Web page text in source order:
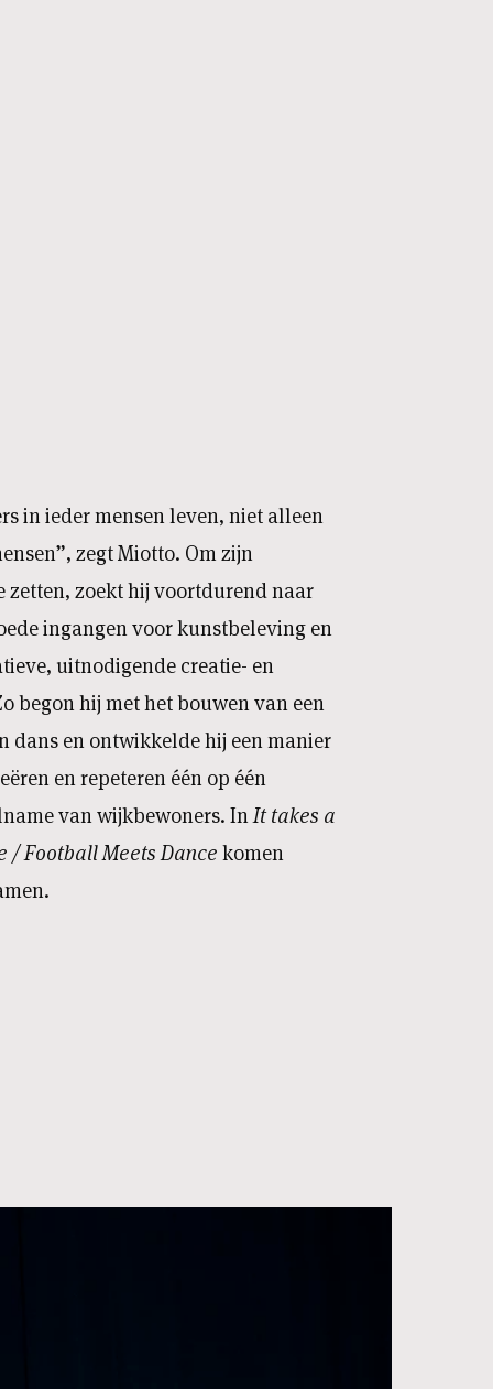
in ieder mensen leven, niet alleen
zegt Miotto. Om zijn
zetten, zoekt hij voortdurend naar
ingangen voor kunstbeleving en
uitnodigende creatie- en
begon hij met het bouwen van een
dans en ontwikkelde hij een manier
en repeteren één op één
van wijkbewoners. InIt takes a
Football Meets Dance komen